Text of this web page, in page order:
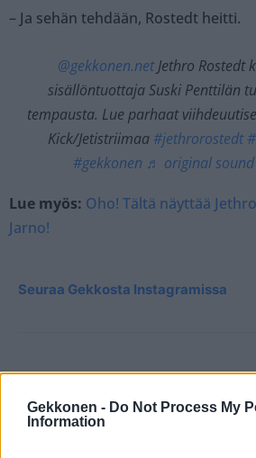
Gekkonen - Do Not Process My
Information
– Ja sehän tehdään, Rostedt heitti.
@gekkonen.netJethro Rostedt
sisällöntuottaja Suski Penttilän
tempausta. Lue parhaat
Kick/Jetistriimaa#jethrorostedt
#gekkonen ♬ original sound
Lue myös: Oho! Tältä näyttää
Jarno!
Seuraa Gekkosta Instagramissa